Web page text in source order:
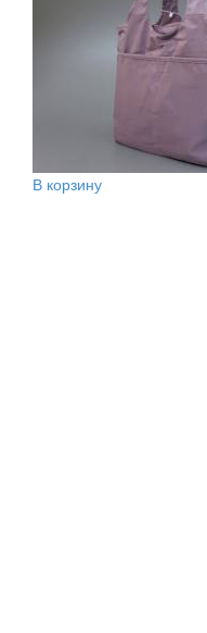
В корзину